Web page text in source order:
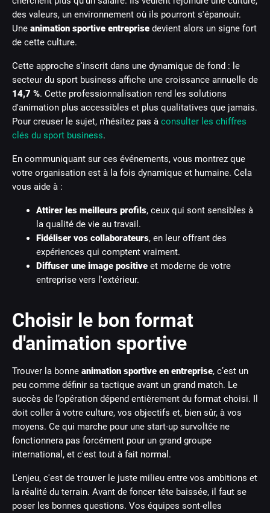
des valeurs, un environnement où ils pourront s'épanouir.
Une animation sportive entreprise devient alors un signe fort
de cette culture.
Cette approche s'inscrit dans une dynamique de fond : le
secteur du sport business affiche une croissance annuelle de
14,7 %. Cette professionnalisation rend les solutions
d'animation plus accessibles et plus qualitatives que jamais.
Pour creuser le sujet, n'hésitez pas à consulter les chiffres
clés du sport business.
En communiquant sur ces événements, vous montrez que
votre organisation est à la fois dynamique et humaine. Cela
vous aide à :
Attirer les meilleurs profils, ceux qui sont sensibles à
la qualité de vie au travail.
Fidéliser vos collaborateurs, en leur offrant des
expériences qui comptent vraiment.
Diffuser une image positive et moderne de votre
entreprise vers l'extérieur.
Choisir le bon format
d'animation sportive
Trouver la bonne animation sportive en entreprise, c’est un
peu comme définir sa tactique avant un grand match. Le
succès de l’opération dépend entièrement du format choisi. Il
doit coller à votre culture, vos objectifs et, bien sûr, à vos
moyens. Ce qui marche pour une start-up survoltée ne
fonctionnera pas forcément pour un grand groupe
international, et c'est tout à fait normal.
L'enjeu, c'est de trouver le juste milieu entre vos ambitions et
la réalité du terrain. Avant de foncer tête baissée, il faut se
poser les bonnes questions. Vos équipes sont-elles